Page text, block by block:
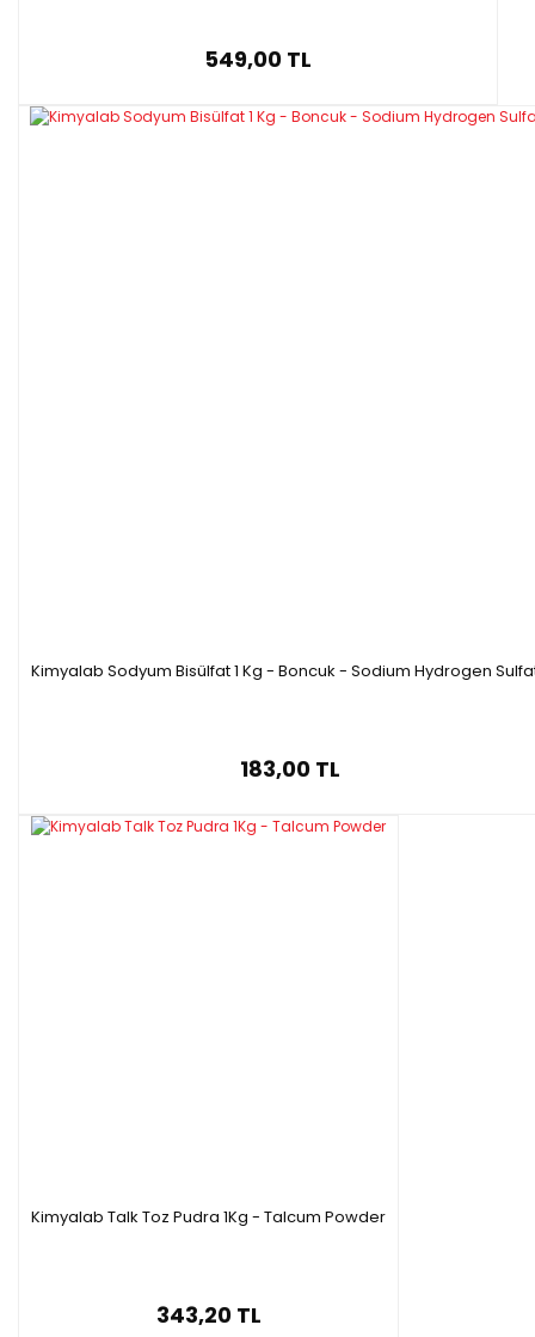
549,00 TL
Kimyalab Sodyum Bisülfat 1 Kg - Boncuk - Sodium Hydrogen
183,00 TL
Kimyalab Talk Toz Pudra 1Kg - Talcum Powder
343,20 TL